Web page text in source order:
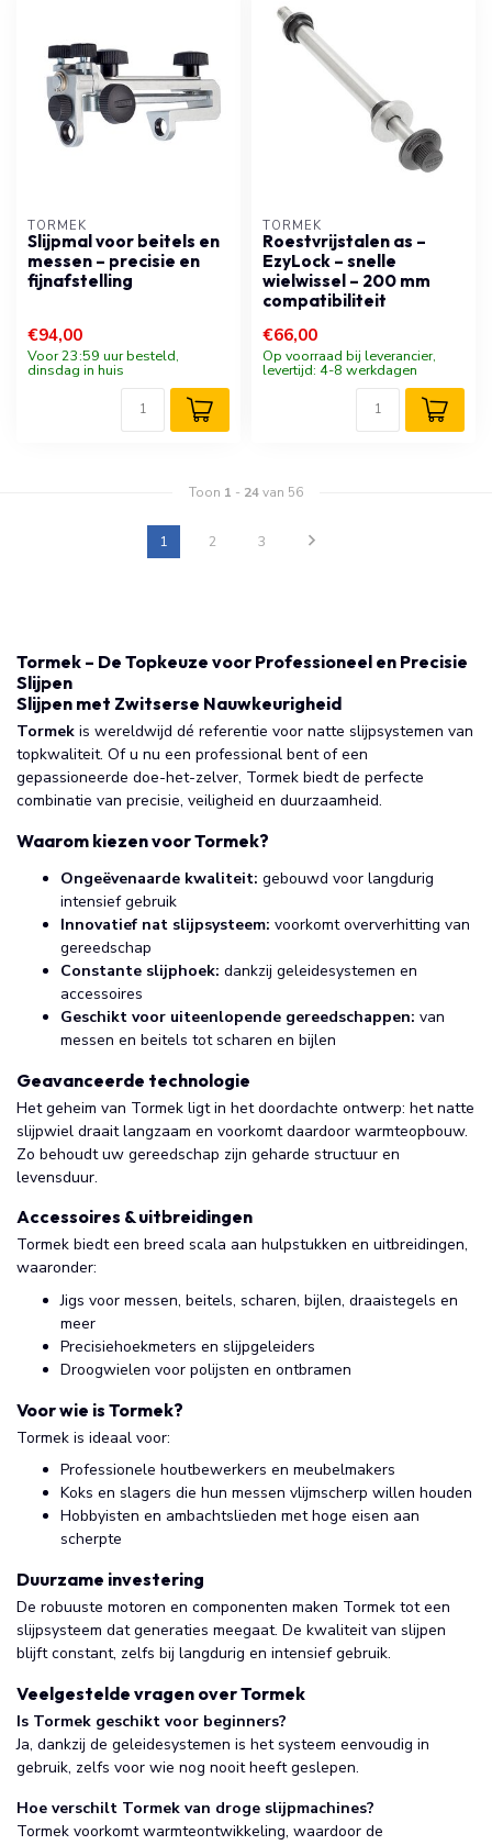
TORMEK
Slijpmal voor beitels en
messen – precisie en
fijnafstelling
€94,00
Voor 23:59 uur besteld,
dinsdag in huis
TORMEK
Roestvrijstalen as –
EzyLock – snelle
wielwissel – 200 mm
compatibiliteit
€66,00
Op voorraad bij leverancier,
levertijd: 4-8 werkdagen
Toon 1 - 24van 56
1 2 3
Tormek – De Topkeuze voor Professioneel en Precisie
Slijpen
Slijpen met Zwitserse Nauwkeurigheid
Tormek is wereldwijd dé referentie voor natte slijpsystemen van
topkwaliteit. Of u nu een professional bent of een
gepassioneerde doe-het-zelver, Tormek biedt de perfecte
combinatie van precisie, veiligheid en duurzaamheid.
Waarom kiezen voor Tormek?
Ongeëvenaarde kwaliteit: gebouwd voor langdurig
intensief gebruik
Innovatief nat slijpsysteem: voorkomt oververhitting van
gereedschap
Constante slijphoek: dankzij geleidesystemen en
accessoires
Geschikt voor uiteenlopende gereedschappen: van
messen en beitels tot scharen en bijlen
Geavanceerde technologie
Het geheim van Tormek ligt in het doordachte ontwerp: het natte
slijpwiel draait langzaam en voorkomt daardoor warmteopbouw.
Zo behoudt uw gereedschap zijn geharde structuur en
levensduur.
Accessoires & uitbreidingen
Tormek biedt een breed scala aan hulpstukken en uitbreidingen,
waaronder:
Jigs voor messen, beitels, scharen, bijlen, draaistegels en
meer
Precisiehoekmeters en slijpgeleiders
Droogwielen voor polijsten en ontbramen
Voor wie is Tormek?
Tormek is ideaal voor:
Professionele houtbewerkers en meubelmakers
Koks en slagers die hun messen vlijmscherp willen houden
Hobbyisten en ambachtslieden met hoge eisen aan
scherpte
Duurzame investering
De robuuste motoren en componenten maken Tormek tot een
slijpsysteem dat generaties meegaat. De kwaliteit van slijpen
blijft constant, zelfs bij langdurig en intensief gebruik.
Veelgestelde vragen over Tormek
Is Tormek geschikt voor beginners?
Ja, dankzij de geleidesystemen is het systeem eenvoudig in
gebruik, zelfs voor wie nog nooit heeft geslepen.
Hoe verschilt Tormek van droge slijpmachines?
Tormek voorkomt warmteontwikkeling, waardoor de